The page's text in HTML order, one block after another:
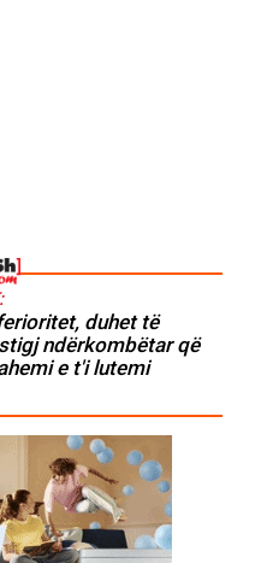
duhet të
ndërkombëtar që
e t'i lutemi